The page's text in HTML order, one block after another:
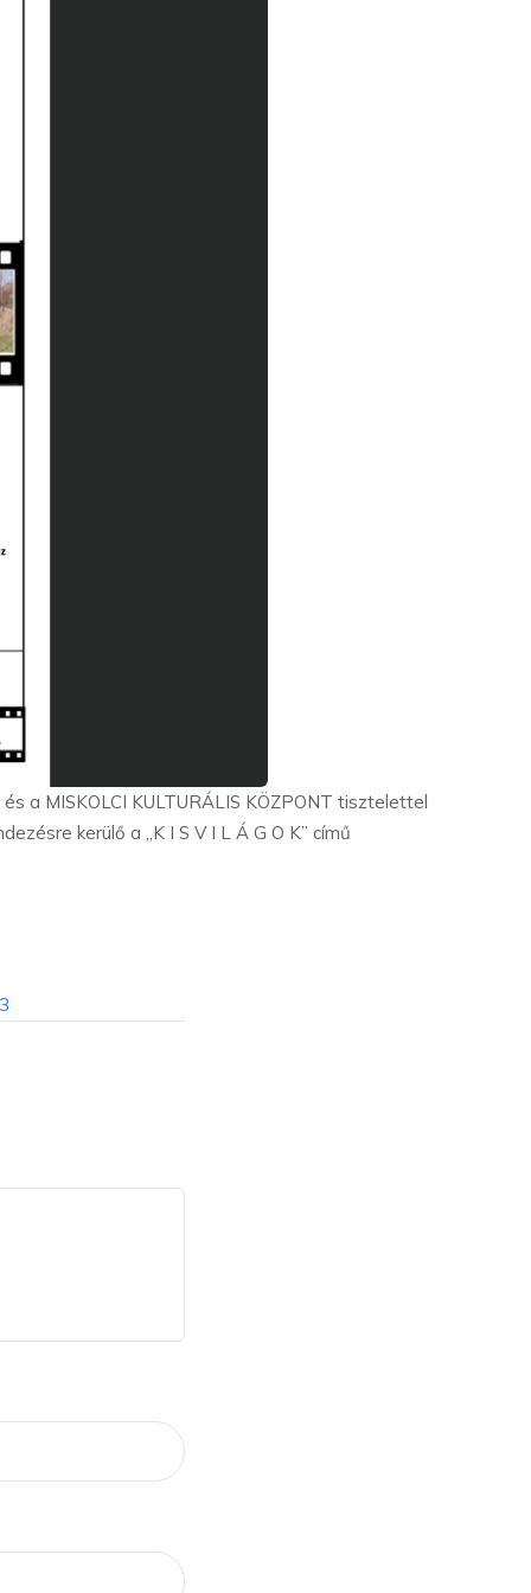
a MISKOLCI KULTURÁLIS KÖZPONT tisztelettel
kerülő a „K I S V I L Á G O K” című